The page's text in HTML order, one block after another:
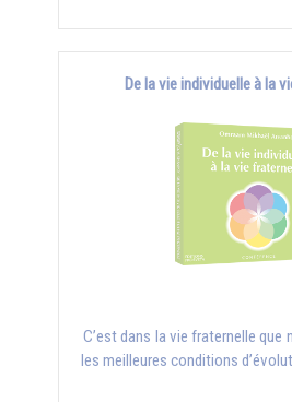
De la vie individuelle à la
C’est dans la vie fraternelle que
les meilleures conditions